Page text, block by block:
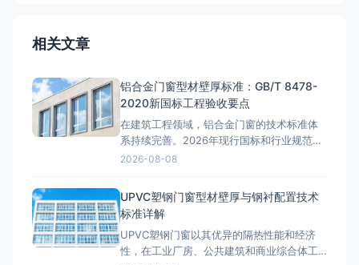
相关文章
铝合金门窗型材壁厚标准：GB/T 8478-
2020新国标工程验收要点
在建筑工程领域，铝合金门窗的技术标准体
系持续完善。2026年现行国标和行业规范对
铝合金门窗的性能指标提出了更高要求。本
型材壁厚国标解读GB/T 8478-2020《铝合
金门窗》标准明确规定：外窗受力构件型材
壁厚不低于1.8mm，内窗不低于1.4mm，外
门不低于2
2026-08-08
UPVC塑钢门窗型材壁厚与钢衬配置技术
标准详解
UPVC塑钢门窗以其优异的隔热性能和经济
性，在工业厂房、公共建筑和商业综合体工